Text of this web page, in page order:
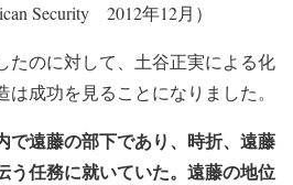
Security 2012年12月）
たのに対して、土谷正実による化
成功を見ることになりました。
で遠藤の部下であり、時折、遠藤
う任務に就いていた。遠藤の地位